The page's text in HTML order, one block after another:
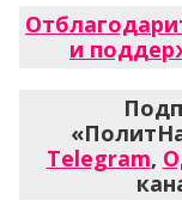
и
Telegram,